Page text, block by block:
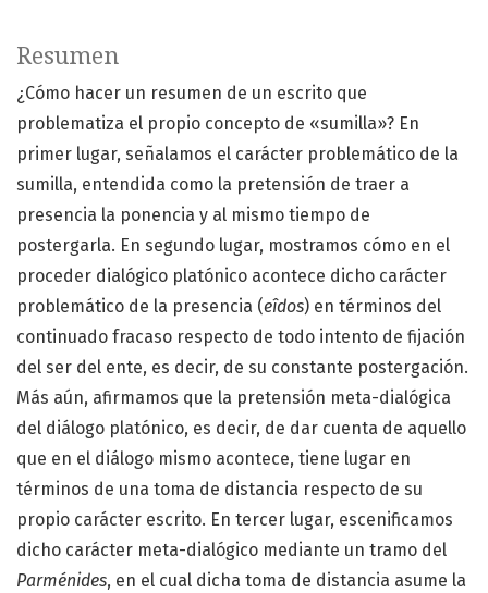
Resumen
¿Cómo hacer un resumen de un escrito que
problematiza el propio concepto de «sumilla»? En
primer lugar, señalamos el carácter problemático de la
sumilla, entendida como la pretensión de traer a
presencia la ponencia y al mismo tiempo de
postergarla. En segundo lugar, mostramos cómo en el
proceder dialógico platónico acontece dicho carácter
problemático de la presencia (eîdos) en términos del
continuado fracaso respecto de todo intento de fijación
del ser del ente, es decir, de su constante postergación.
Más aún, afirmamos que la pretensión meta-dialógica
del diálogo platónico, es decir, de dar cuenta de aquello
que en el diálogo mismo acontece, tiene lugar en
términos de una toma de distancia respecto de su
propio carácter escrito. En tercer lugar, escenificamos
dicho carácter meta-dialógico mediante un tramo del
Parménides, en el cual dicha toma de distancia asume la